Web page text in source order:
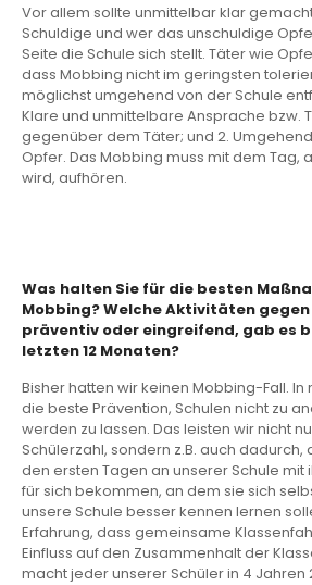
Vor allem sollte unmittelbar klar
Schuldige und wer das unschuldige
Seite die Schule sich stellt. Täter wie
dass Mobbing nicht im geringsten
möglichst umgehend von der Schule
Klare und unmittelbare Ansprache bzw.
gegenüber dem Täter; und 2.
Opfer. Das Mobbing muss mit dem Tag,
wird, aufhören.
Was halten Sie für die besten
Mobbing? Welche Aktivitäten
präventiv oder eingreifend, gab es
letzten 12 Monaten?
Bisher hatten wir keinen Mobbing-Fall.
die beste Prävention, Schulen nicht zu
werden zu lassen. Das leisten wir nicht
Schülerzahl, sondern z.B. auch dadurch,
den ersten Tagen an unserer Schule mit
für sich bekommen, an dem sie sich
unsere Schule besser kennen lernen
Erfahrung, dass gemeinsame
Einfluss auf den Zusammenhalt der
macht jeder unserer Schüler in 4 Jahren